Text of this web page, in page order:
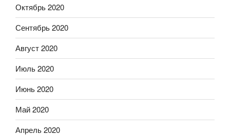
Октябрь 2020
Сентябрь 2020
Август 2020
Июль 2020
Июнь 2020
Май 2020
Апрель 2020